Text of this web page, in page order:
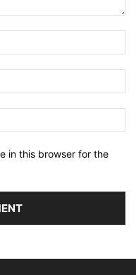
in this browser for the